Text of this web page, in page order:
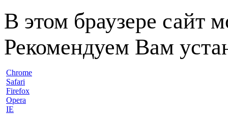
В этом браузере сайт
Рекомендуем Вам
Chrome
Safari
Firefox
Opera
IE